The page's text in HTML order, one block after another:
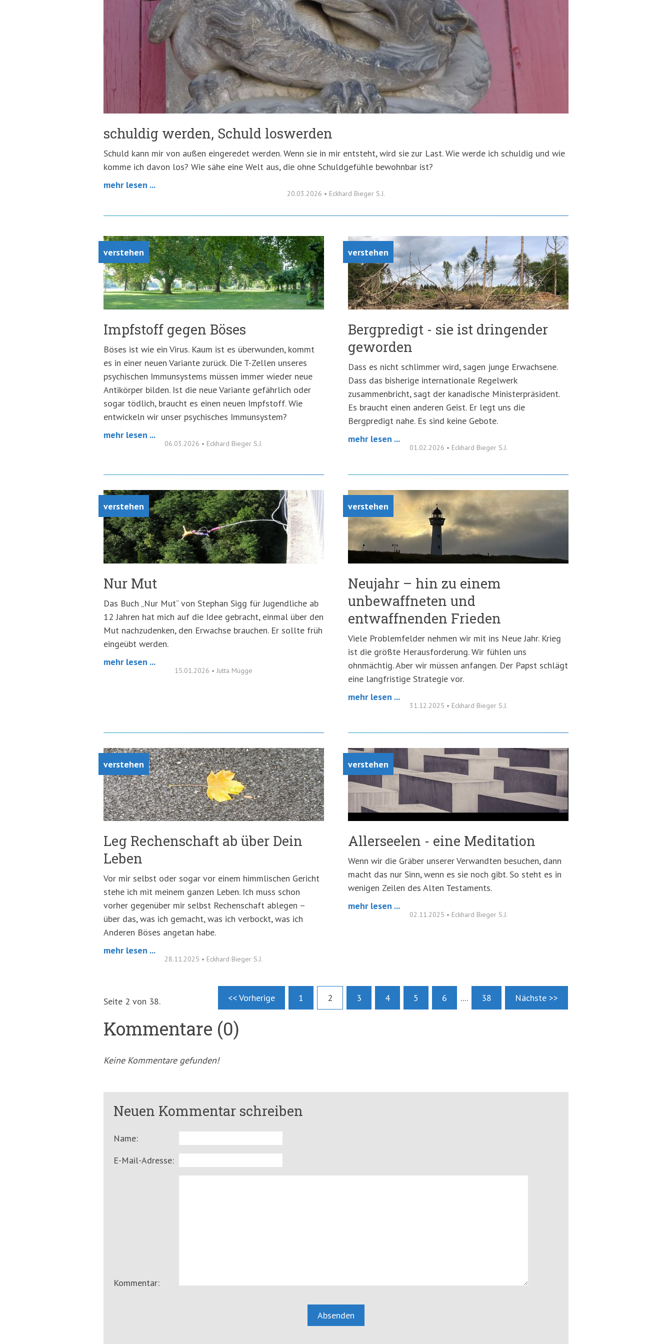
schuldig werden, Schuld loswerden
Schuld kann mir von außen eingeredet werden. Wenn sie in mir entsteht, wird sie zur Last. Wie werde ich schuldig und wie
komme ich davon los? Wie sähe eine Welt aus, die ohne Schuldgefühle bewohnbar ist?
mehr lesen ...
20.03.2026 • Eckhard Bieger S.J.
verstehen
Impfstoff gegen Böses
Böses ist wie ein Virus. Kaum ist es überwunden, kommt
es in einer neuen Variante zurück. Die T-Zellen unseres
psychischen Immunsystems müssen immer wieder neue
Antikörper bilden. Ist die neue Variante gefährlich oder
sogar tödlich, braucht es einen neuen Impfstoff. Wie
entwickeln wir unser psychisches Immunsystem?
mehr lesen ...
06.03.2026 • Eckhard Bieger S.J.
verstehen
Bergpredigt - sie ist dringender
geworden
Dass es nicht schlimmer wird, sagen junge Erwachsene.
Dass das bisherige internationale Regelwerk
zusammenbricht, sagt der kanadische Ministerpräsident.
Es braucht einen anderen Geist. Er legt uns die
Bergpredigt nahe. Es sind keine Gebote.
mehr lesen ...
01.02.2026 • Eckhard Bieger S.J.
verstehen
Nur Mut
Das Buch „Nur Mut“ von Stephan Sigg für Jugendliche ab
12 Jahren hat mich auf die Idee gebracht, einmal über den
Mut nachzudenken, den Erwachse brauchen. Er sollte früh
eingeübt werden.
mehr lesen ...
15.01.2026 •Jutta Mügge
verstehen
Neujahr – hin zu einem
unbewaffneten und
entwaffnenden Frieden
Viele Problemfelder nehmen wir mit ins Neue Jahr. Krieg
ist die größte Herausforderung. Wir fühlen uns
ohnmächtig. Aber wir müssen anfangen. Der Papst schlägt
eine langfristige Strategie vor.
mehr lesen ...
31.12.2025 • Eckhard Bieger S.J.
verstehen
Leg Rechenschaft ab über Dein
Leben
Vor mir selbst oder sogar vor einem himmlischen Gericht
stehe ich mit meinem ganzen Leben. Ich muss schon
vorher gegenüber mir selbst Rechenschaft ablegen –
über das, was ich gemacht, was ich verbockt, was ich
Anderen Böses angetan habe.
mehr lesen ...
28.11.2025 • Eckhard Bieger S.J.
verstehen
Allerseelen - eine Meditation
Wenn wir die Gräber unserer Verwandten besuchen, dann
macht das nur Sinn, wenn es sie noch gibt. So steht es in
wenigen Zeilen des Alten Testaments.
mehr lesen ...
02.11.2025 • Eckhard Bieger S.J.
Seite 2 von 38. << Vorherige 1 2 3 4 5 6 .... 38 Nächste >>
Kommentare (0)
Keine Kommentare gefunden!
Neuen Kommentar schreiben
Name:
E-Mail-Adresse:
Kommentar: